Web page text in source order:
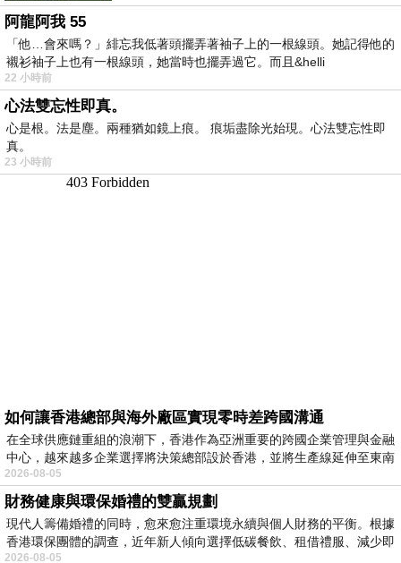
阿龍阿我 55
「他…會來嗎？」緋忘我低著頭擺弄著袖子上的一根線頭。她記得他的
襯衫袖子上也有一根線頭，她當時也擺弄過它。而且&helli
22 小時前
心法雙忘性即真。
心是根。法是塵。兩種猶如鏡上痕。 痕垢盡除光始現。心法雙忘性即
真。
23 小時前
如何讓香港總部與海外廠區實現零時差跨國溝通
在全球供應鏈重組的浪潮下，香港作為亞洲重要的跨國企業管理與金融
中心，越來越多企業選擇將決策總部設於香港，並將生產線延伸至東南
2026-08-05
財務健康與環保婚禮的雙贏規劃
現代人籌備婚禮的同時，愈來愈注重環境永續與個人財務的平衡。根據
香港環保團體的調查，近年新人傾向選擇低碳餐飲、租借禮服、減少即
2026-08-05